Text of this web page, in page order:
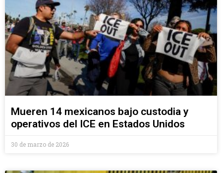
Mueren 14 mexicanos bajo custodia y
operativos del ICE en Estados Unidos
30 de marzo de 2026